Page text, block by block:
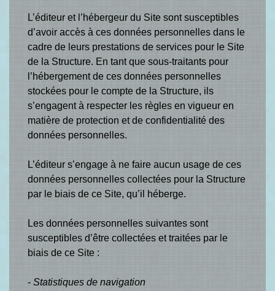
L’éditeur et l’hébergeur du Site sont susceptibles
d’avoir accès à ces données personnelles dans le
cadre de leurs prestations de services pour le Site
de la Structure. En tant que sous-traitants pour
l’hébergement de ces données personnelles
stockées pour le compte de la Structure, ils
s’engagent à respecter les règles en vigueur en
matière de protection et de confidentialité des
données personnelles.
L’éditeur s’engage à ne faire aucun usage de ces
données personnelles collectées pour la Structure
par le biais de ce Site, qu’il héberge.
Les données personnelles suivantes sont
susceptibles d’être collectées et traitées par le
biais de ce Site :
- Statistiques de navigation